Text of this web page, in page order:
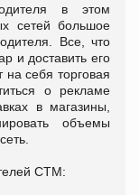
в этом
сетей большое
Все, что
и доставить его
на себя торговая
о рекламе
в магазины,
объемы
СТМ: